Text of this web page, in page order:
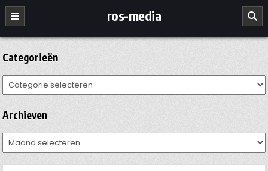
Ga
naar
de
inhoud
ros-media
Categorieën
Categorieën
Archieven
Archieven